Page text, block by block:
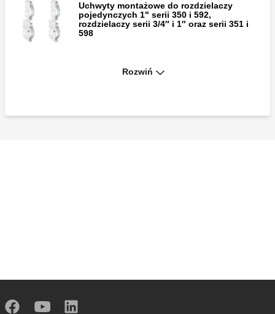
Uchwyty montażowe do rozdzielaczy
pojedynczych 1" serii 350 i 592,
rozdzielaczy serii 3/4″ i 1″ oraz serii 351 i
598
Uchwyty montażowe do rozdzielaczy
rozdzielaczy serii 662 i 664.
Rozwiń